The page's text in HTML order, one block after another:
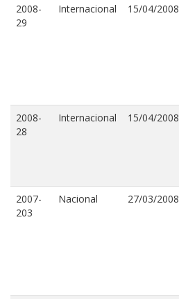
2008-
29
Internacional 15/04/2008
2008-
28
Internacional 15/04/2008
2007-
203
Nacional 27/03/2008